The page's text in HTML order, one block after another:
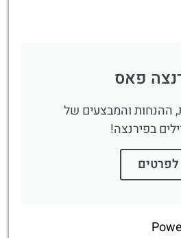
פאס
ההנחות והמבצעים של
בפירנצה!
לפרטים